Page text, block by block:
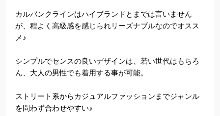
カルバンクラインはハイブランドとまでは言いません
が、程よく高級感を感じられリーズナブルなのでオスス
メ♪
シンプルでセンスの良いデザインは、若い世代はもちろ
ん、大人の男性でも着用する事が可能。
ストリート系からカジュアルファッションまでジャンル
を問わず合わせやすい♪